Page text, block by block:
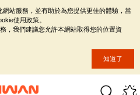
站服務，並有助於為您提供更佳的體驗，當
使用政策。
，我們建議您允許本網站取得您的位置資
知道了